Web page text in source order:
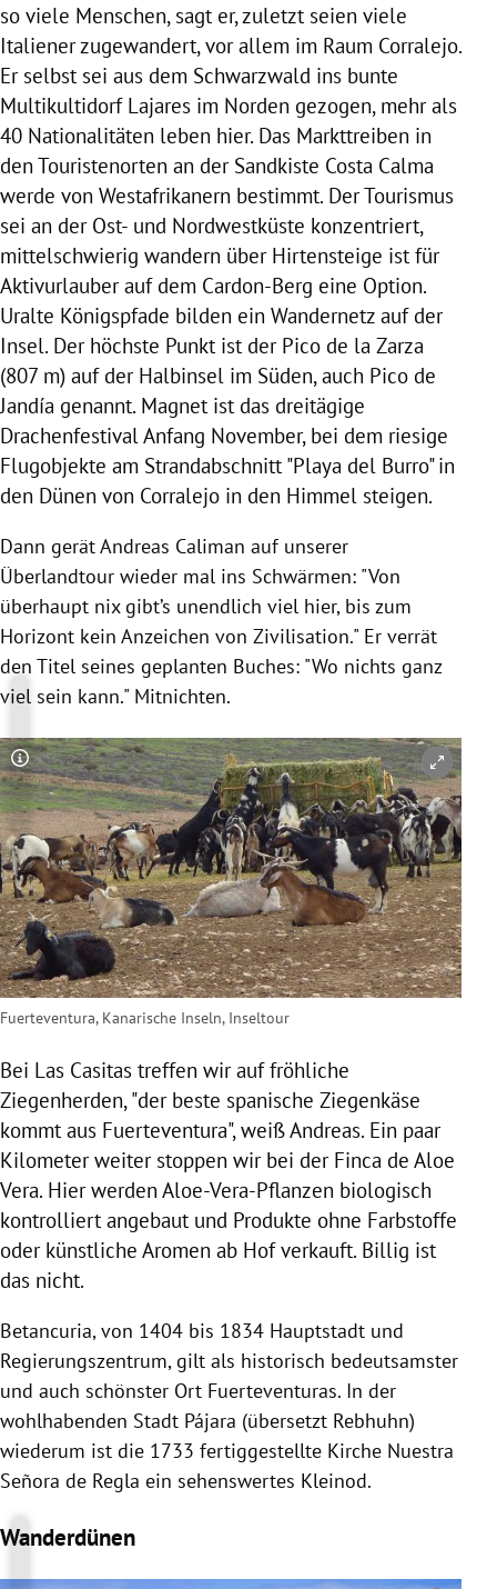
so viele Menschen, sagt er, zuletzt seien viele
Italiener zugewandert, vor allem im Raum Corralejo.
Er selbst sei aus dem Schwarzwald ins bunte
Multikultidorf Lajares im Norden gezogen, mehr als
40 Nationalitäten leben hier. Das Markttreiben in
den Touristenorten an der Sandkiste Costa Calma
werde von Westafrikanern bestimmt. Der Tourismus
sei an der Ost- und Nordwestküste konzentriert,
mittelschwierig wandern über Hirtensteige ist für
Aktivurlauber auf dem Cardon-Berg eine Option.
Uralte Königspfade bilden ein Wandernetz auf der
Insel. Der höchste Punkt ist der Pico de la Zarza
(807 m) auf der Halbinsel im Süden, auch Pico de
Jandía genannt. Magnet ist das dreitägige
Drachenfestival Anfang November, bei dem riesige
Flugobjekte am Strandabschnitt "Playa del Burro" in
den Dünen von Corralejo in den Himmel steigen.
Dann gerätAndreas Caliman auf unserer
Überlandtour wieder mal ins Schwärmen: "Von
überhaupt nix gibt’s unendlich viel hier, bis zum
Horizont kein Anzeichen von Zivilisation." Er verrät
den Titel seines geplanten Buches: "Wo nichts ganz
viel sein kann." Mitnichten.
Copyright-Hinweis öffnen/schließen
Fuerteventura, Kanarische Inseln, Inseltour
Bei Las Casitas treffen wir auf fröhliche
Ziegenherden, "der beste spanische Ziegenkäse
kommt aus Fuerteventura", weißAndreas. Ein paar
Kilometer weiter stoppen wir bei der Finca de Aloe
Vera. Hier werden Aloe-Vera-Pflanzen biologisch
kontrolliert angebaut und Produkte ohne Farbstoffe
oder künstliche Aromen ab Hof verkauft. Billig ist
das nicht.
Betancuria, von 1404 bis 1834 Hauptstadt und
Regierungszentrum, gilt als historisch bedeutsamster
und auch schönster Ort Fuerteventuras. In der
wohlhabenden Stadt Pájara (übersetzt Rebhuhn)
wiederum ist die 1733 fertiggestellte Kirche Nuestra
Señora de Regla ein sehenswertes Kleinod.
Wanderdünen